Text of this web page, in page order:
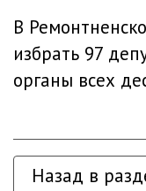
В
избрать 97
органы всех
Назад в